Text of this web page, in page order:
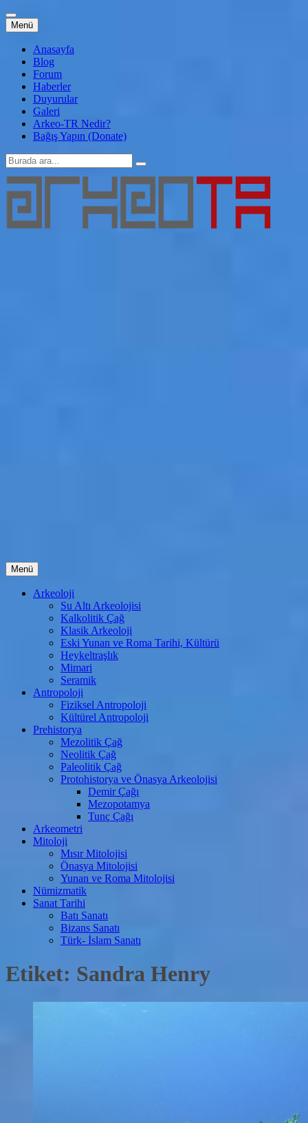
Menü İçeriğe
atla
Anasayfa
Blog
Forum
Haberler
Duyurular
Galeri
Arkeo-TR Nedir?
Bağış Yapın (Donate)
Arama:
Menü İçeriğe
atla
Arkeoloji
Su Altı Arkeolojisi
Kalkolitik Çağ
Klasik Arkeoloji
Eski Yunan ve Roma Tarihi, Kültürü
Heykeltraşlık
Mimari
Seramik
Antropoloji
Fiziksel Antropoloji
Kültürel Antropoloji
Prehistorya
Mezolitik Çağ
Neolitik Çağ
Paleolitik Çağ
Protohistorya ve Önasya Arkeolojisi
Demir Çağı
Mezopotamya
Tunç Çağı
Arkeometri
Mitoloji
Mısır Mitolojisi
Önasya Mitolojisi
Yunan ve Roma Mitolojisi
Nümizmatik
Sanat Tarihi
Batı Sanatı
Bizans Sanatı
Türk- İslam Sanatı
Etiket: Sandra Henry